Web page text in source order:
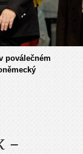
poválečném
–